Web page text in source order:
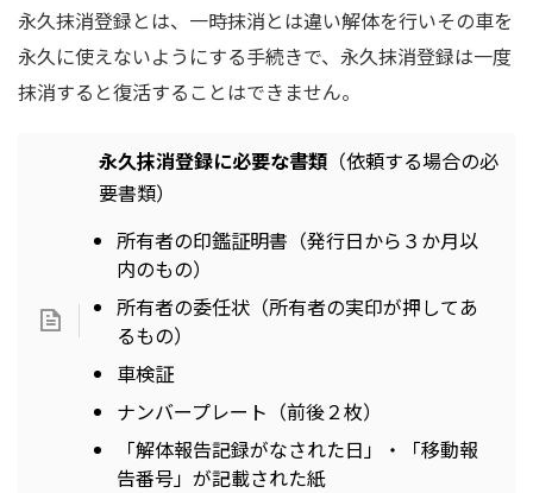
永久抹消登録とは、一時抹消とは違い解体を行いその車を
永久に使えないようにする手続きで、永久抹消登録は一度
抹消すると復活することはできません。
永久抹消登録に必要な書類（依頼する場合の必
要書類）
所有者の印鑑証明書（発行日から３か月以
内のもの）
所有者の委任状（所有者の実印が押してあ
るもの）
車検証
ナンバープレート（前後２枚）
「解体報告記録がなされた日」・「移動報
告番号」が記載された紙